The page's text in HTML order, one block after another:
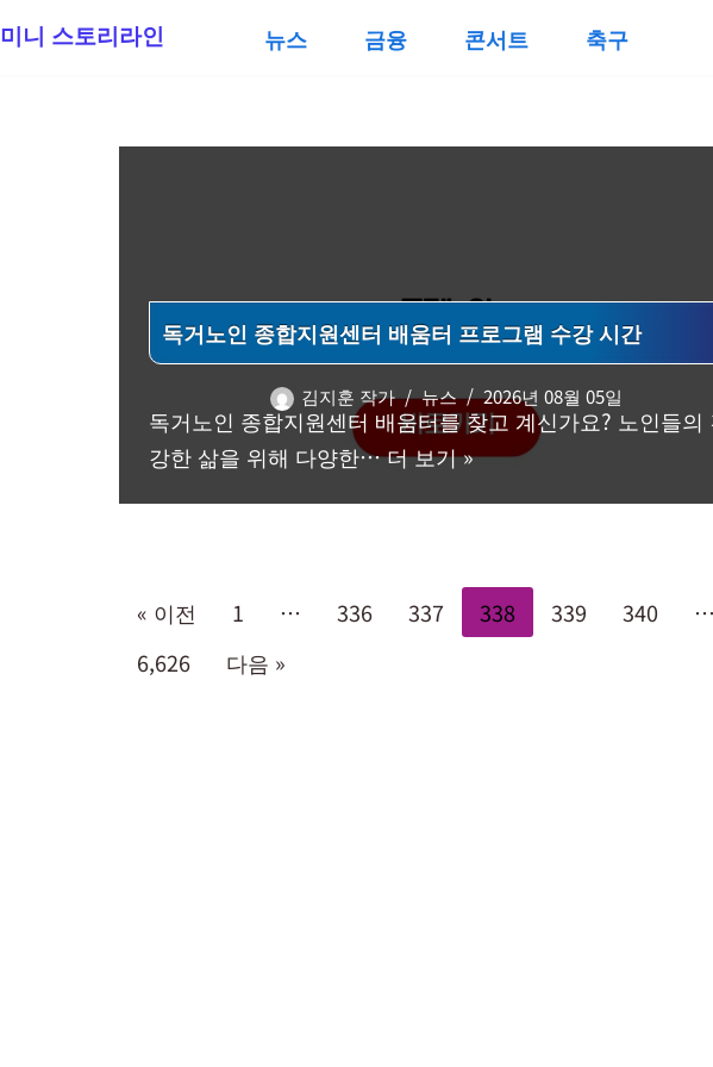
미니 스토리라인 뉴스 금융 콘서트 축구
독거노인 종합지원센터 배움터 프로그램 수강 시간
김지훈 작가 뉴스 2026년 08월 05일
독거노인 종합지원센터 배움터를 찾고 계신가요? 노인들의
강한 삶을 위해 다양한…더 보기 »
« 이전 1 … 336 337 338 339 340
6,626
다음 »